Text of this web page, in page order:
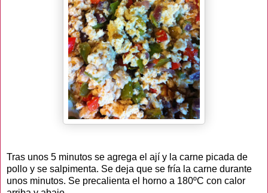
Tras unos 5 minutos se agrega el ají y la carne picada de
pollo y se salpimenta. Se deja que se fría la carne durante
unos minutos. Se precalienta el horno a 180ºC con calor